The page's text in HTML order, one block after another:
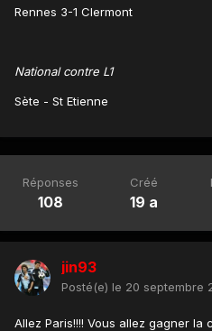
Rennes 3-1 Clermont
National contre L1
Sète - St Etienne
Réponses
108
Créé
19 a
jin93
Posté(e) le 20 septembre
Allez Paris!!!! Vous allez gagner la